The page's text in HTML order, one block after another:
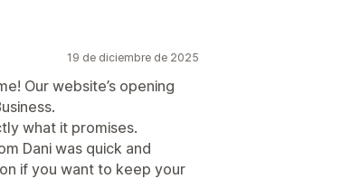
19 de diciembre de 2025
Our website’s opening
what it promises.
Dani was quick and
if you want to keep your